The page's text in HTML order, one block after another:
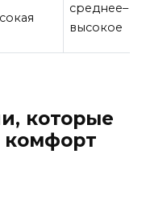
среднее–
высокое
которые
комфорт